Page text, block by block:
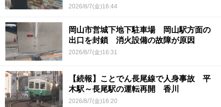
2026/8/7(金)16:44
岡山市営城下地下駐車場 岡山駅方面の
出口を封鎖 消火設備の故障が原因
2026/8/7(金)16:31
【続報】ことでん長尾線で人身事故 平
木駅～長尾駅の運転再開 香川
2026/8/7(金)16:20